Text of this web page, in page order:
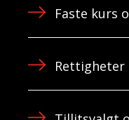
Faste kurs
Rettigheter